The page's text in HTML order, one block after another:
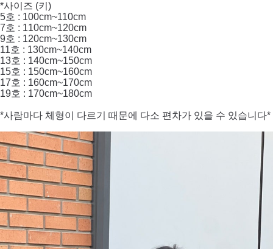
*사이즈 (키)
5호 : 100cm~110cm
7호 : 110cm~120cm
9호 : 120cm~130cm
11호 : 130cm~140cm
13호 : 140cm~150cm
15호 : 150cm~160cm
17호 : 160cm~170cm
19호 : 170cm~180cm
*사람마다 체형이 다르기 때문에 다소 편차가 있을 수 있습니다*